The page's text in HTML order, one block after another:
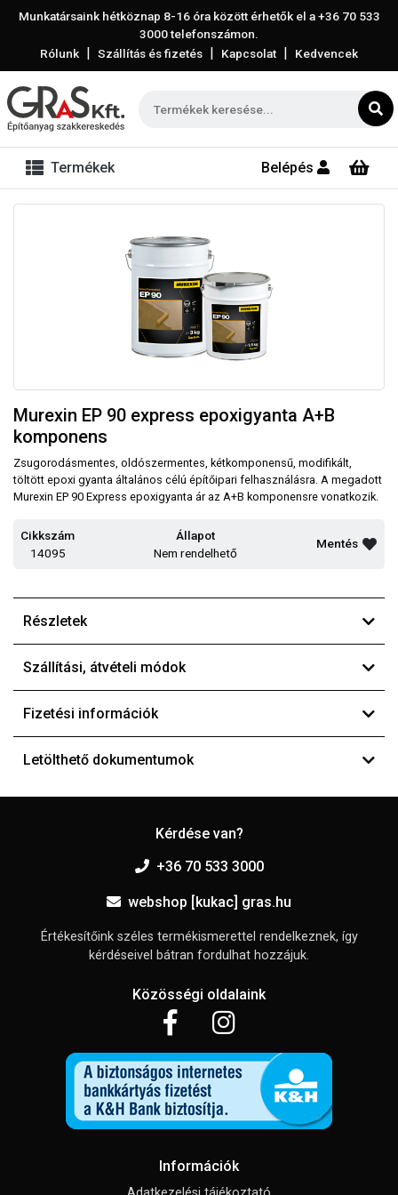
Munkatársaink hétköznap 8-16 óra között érhetők el a+36 70 533
3000telefonszámon.
Rólunk | Szállítás és fizetés | Kapcsolat | Kedvencek
Termékek Belépés
Murexin EP 90 express epoxigyanta A+B
komponens
Zsugorodásmentes, oldószermentes, kétkomponensű, modifikált,
töltött epoxi gyanta általános célú építőipari felhasználásra. A megadott
Murexin EP 90 Express epoxigyanta ár az A+B komponensre vonatkozik.
Cikkszám
14095
Állapot
Nem rendelhető
Mentés
Részletek
Szállítási, átvételi módok
Fizetési információk
Letölthető dokumentumok
Kérdése van?
+36 70 533 3000
webshop [kukac] gras.hu
Értékesítőink széles termékismerettel rendelkeznek, így
kérdéseivel bátran fordulhat hozzájuk.
Közösségi oldalaink
Információk